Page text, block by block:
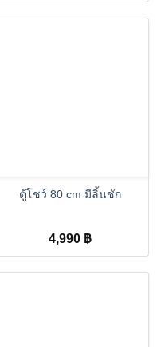
ตู้โชว์ 80 cm มีลิ้นชัก
4,990 ฿